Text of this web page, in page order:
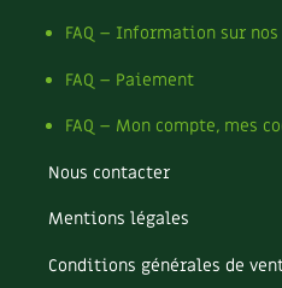
FAQ – Information sur
FAQ – Paiement
FAQ – Mon compte, mes
Nous contacter
Mentions légales
Conditions générales de